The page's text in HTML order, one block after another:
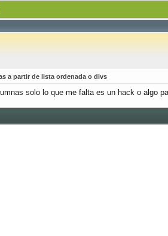
a partir de lista ordenada o divs
solo lo que me falta es un hack o algo